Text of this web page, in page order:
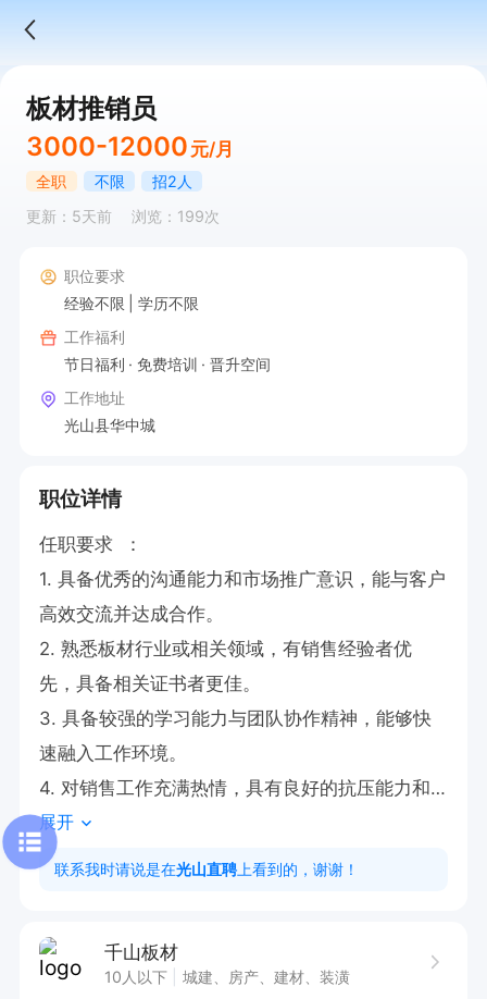
板材推销员
3000-12000 元/月
全职 不限
招2人
更新：5天前
浏览：199次
职位要求
经验不限
学历不限
工作福利
节日福利
免费培训
晋升空间
工作地址
光山县华中城
职位详情
任职要求  ：
1. 具备优秀的沟通能力和市场推广意识，能与客户
高效交流并达成合作。
2. 熟悉板材行业或相关领域，有销售经验者优
先，具备相关证书者更佳。
3. 具备较强的学习能力与团队协作精神，能够快
速融入工作环境。
4. 对销售工作充满热情，具有良好的抗压能力和
客户服务意识。
发展空间，欢迎有志于建材行业的优秀人才加入，
展开
联系我时请说是在光山直聘 上看到的，谢谢！
千山板材
10人以下 城建、房产、建材、装潢